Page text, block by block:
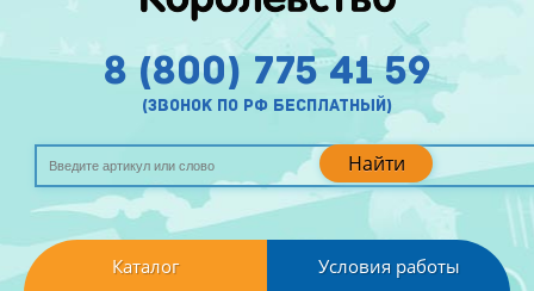
Найти
8 (800) 775 41 59
(звонок по рф бесплатный)
Каталог Условия работы